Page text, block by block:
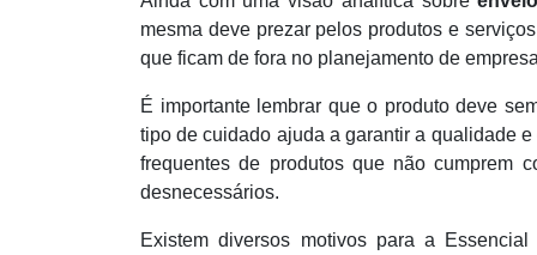
mesma deve prezar pelos produtos e
que ficam de fora no planejamento de
É importante lembrar que o produto deve
tipo de cuidado ajuda a garantir a qualidade
frequentes de produtos que não cumprem
desnecessários.
Existem diversos motivos para a